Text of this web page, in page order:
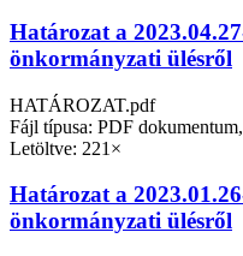
Határozat a
önkormányzati ülésről
HATÁROZAT.pdf
Fájl típusa: PDF
Letöltve: 221×
Határozat a
önkormányzati ülésről